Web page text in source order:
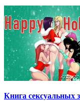
Книга сексуальных